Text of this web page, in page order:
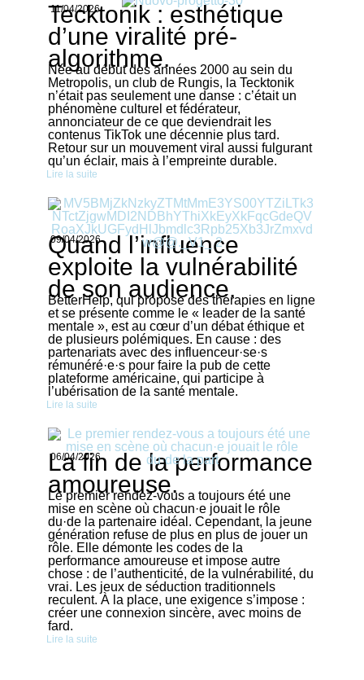
11/04/2026
Tecktonik : esthétique
d’une viralité pré-
algorithme.
Née au début des années 2000 au sein du
Metropolis, un club de Rungis, la Tecktonik
n’était pas seulement une danse : c’était un
phénomène culturel et fédérateur,
annonciateur de ce que deviendrait les
contenus TikTok une décennie plus tard.
Retour sur un mouvement viral aussi fulgurant
qu’un éclair, mais à l’empreinte durable.
Lire la suite
09/04/2026
Quand l’influence
exploite la vulnérabilité
de son audience.
BetterHelp, qui propose des thérapies en ligne
et se présente comme le « leader de la santé
mentale », est au cœur d’un débat éthique et
de plusieurs polémiques. En cause : des
partenariats avec des influenceur·se·s
rémunéré·e·s pour faire la pub de cette
plateforme américaine, qui participe à
l’ubérisation de la santé mentale.
Lire la suite
06/04/2026
La fin de la performance
amoureuse.
Le premier rendez-vous a toujours été une
mise en scène où chacun·e jouait le rôle
du·de la partenaire idéal. Cependant, la jeune
génération refuse de plus en plus de jouer un
rôle. Elle démonte les codes de la
performance amoureuse et impose autre
chose : de l’authenticité, de la vulnérabilité, du
vrai. Les jeux de séduction traditionnels
reculent. À la place, une exigence s’impose :
créer une connexion sincère, avec moins de
fard.
Lire la suite